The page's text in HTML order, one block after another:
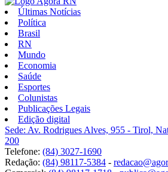
Últimas Notícias
Política
Brasil
RN
Mundo
Economia
Saúde
Esportes
Colunistas
Publicações Legais
Edição digital
Sede: Av. Rodrigues Alves, 955 - Tirol,
200
Telefone: (84) 3027-1690
Redação: (84) 98117-5384 -